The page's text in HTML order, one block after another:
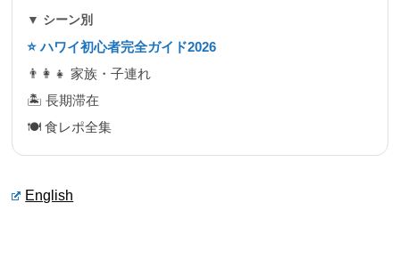
▼ シーン別
⭐ ハワイ初心者完全ガイド2026
👨‍👩‍👧 家族・子連れ
🏝 長期滞在
🍽 食レポ全集
English